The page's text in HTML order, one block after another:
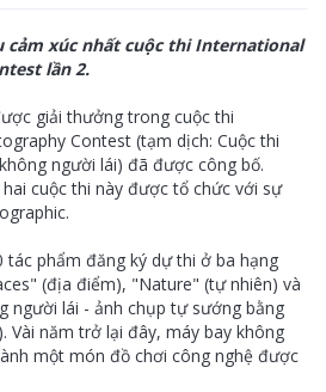
cảm xúc nhất cuộc thi International
lần 2.
giải thưởng trong cuộc thi
Contest (tạm dịch: Cuộc thi
người lái) đã được công bố.
cuộc thi này được tổ chức với sự
tác phẩm đăng ký dự thi ở ba hạng
(địa điểm), "Nature" (tự nhiên) và
người lái - ảnh chụp tự sướng bằng
Vài năm trở lại đây, máy bay không
một món đồ chơi công nghệ được